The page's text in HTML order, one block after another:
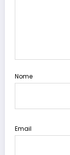
Nome
Email